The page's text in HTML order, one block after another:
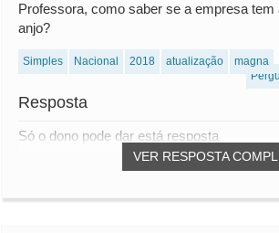
Professora, como saber se a empresa tem
anjo?
Simples Nacional 2018 atualização
magna
Resposta
VER RESPOSTA
Só o dono pode dar está resposta